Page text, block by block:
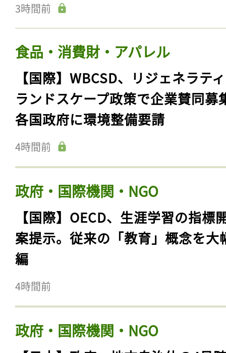
3時間前
食品・消費財・アパレル
【国際】WBCSD、リジェネラテ
ランドスケープ政策で企業賛同募
各国政府に環境整備要請
4時間前
政府・国際機関・NGO
【国際】OECD、生涯学習の指標
案提示。従来の「教育」概念を大
編
4時間前
政府・国際機関・NGO